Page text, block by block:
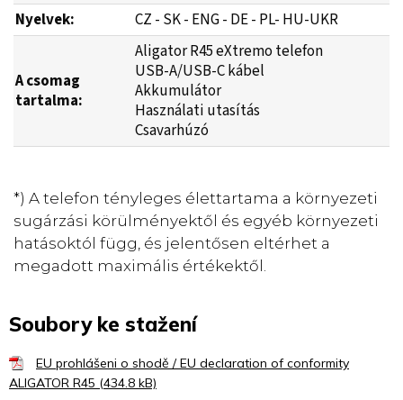
Nyelvek:
CZ - SK - ENG - DE - PL- HU-UKR
A csomag
tartalma:
Aligator R45 eXtremo telefon
USB-A/USB-C kábel
Akkumulátor
Használati utasítás
Csavarhúzó
*) A telefon tényleges élettartama a környezeti
sugárzási körülményektől és egyéb környezeti
hatásoktól függ, és jelentősen eltérhet a
megadott maximális értékektől.
Soubory ke stažení
EU prohlášeni o shodě / EU declaration of conformity
ALIGATOR R45 (434.8 kB)